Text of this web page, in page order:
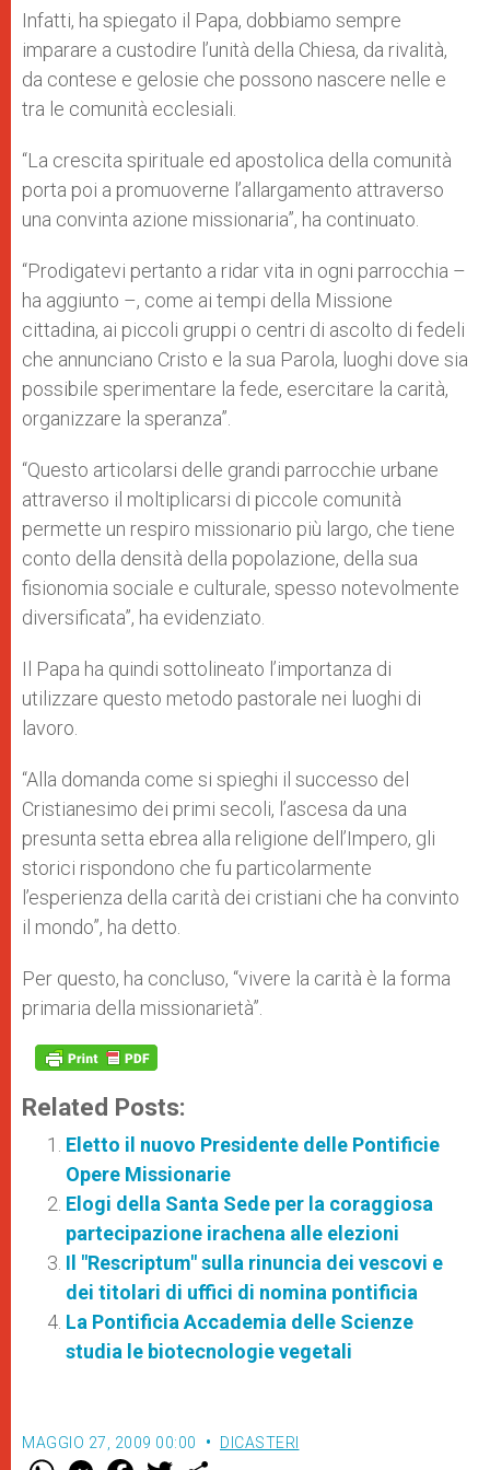
Infatti, ha spiegato il Papa, dobbiamo sempre
imparare a custodire l’unità della Chiesa, da rivalità,
da contese e gelosie che possono nascere nelle e
tra le comunità ecclesiali.
“La crescita spirituale ed apostolica della comunità
porta poi a promuoverne l’allargamento attraverso
una convinta azione missionaria”, ha continuato.
“Prodigatevi pertanto a ridar vita in ogni parrocchia –
ha aggiunto –, come ai tempi della Missione
cittadina, ai piccoli gruppi o centri di ascolto di fedeli
che annunciano Cristo e la sua Parola, luoghi dove sia
possibile sperimentare la fede, esercitare la carità,
organizzare la speranza”.
“Questo articolarsi delle grandi parrocchie urbane
attraverso il moltiplicarsi di piccole comunità
permette un respiro missionario più largo, che tiene
conto della densità della popolazione, della sua
fisionomia sociale e culturale, spesso notevolmente
diversificata”, ha evidenziato.
Il Papa ha quindi sottolineato l’importanza di
utilizzare questo metodo pastorale nei luoghi di
lavoro.
“Alla domanda come si spieghi il successo del
Cristianesimo dei primi secoli, l’ascesa da una
presunta setta ebrea alla religione dell’Impero, gli
storici rispondono che fu particolarmente
l’esperienza della carità dei cristiani che ha convinto
il mondo”, ha detto.
Per questo, ha concluso, “vivere la carità è la forma
primaria della missionarietà”.
Related Posts:
Eletto il nuovo Presidente delle Pontificie
Opere Missionarie
Elogi della Santa Sede per la coraggiosa
partecipazione irachena alle elezioni
Il "Rescriptum" sulla rinuncia dei vescovi e
dei titolari di uffici di nomina pontificia
La Pontificia Accademia delle Scienze
studia le biotecnologie vegetali
MAGGIO 27, 2009 00:00 DICASTERI
W M F